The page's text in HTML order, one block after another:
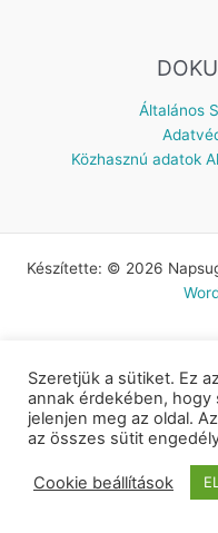
Általános
Közhasznú adatok
Készítette: © 2026
Szeretjük a sütiket. Ez
annak érdekében, hogy
jelenjen meg az oldal.
az összes sütit
Cookie beállítások